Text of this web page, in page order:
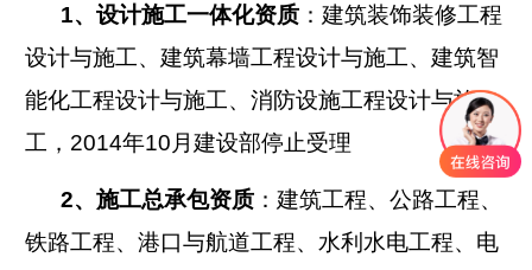
1、设计施工一体化资质 ：建筑装饰装修工程
设计与施工、建筑幕墙工程设计与施工、建筑智
能化工程设计与施工、消防设施工程设计与施
工，2014年10月建设部停止受理
2、施工总承包资质 ： 建筑工程、公路工程、
铁路工程、港口与航道工程、水利水电工程、电